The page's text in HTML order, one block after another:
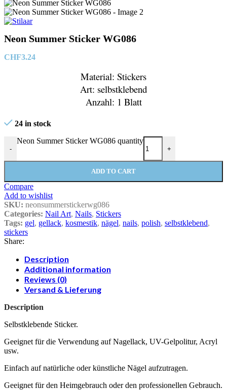
Neon Summer Sticker WG086
CHF3.24
Material: Stickers
Art: selbstklebend
Anzahl: 1 Blatt
24 in stock
-
Neon Summer Sticker WG086 quantity
+
ADD TO CART
Compare
Add to wishlist
SKU: neonsummerstickerwg086
Categories: Nail Art, Nails, Stickers
Tags: gel, gellack, kosmestik, nägel, nails, polish, selbstklebend,
stickers
Share:
Description
Additional information
Reviews (0)
Versand & Lieferung
Description
Selbstklebende Sticker.
Geeignet für die Verwendung auf Nagellack, UV-Gelpolitur, Acryl
usw.
Einfach auf natürliche oder künstliche Nägel aufzutragen.
Geeignet für den Heimgebrauch oder den professionellen Gebrauch.